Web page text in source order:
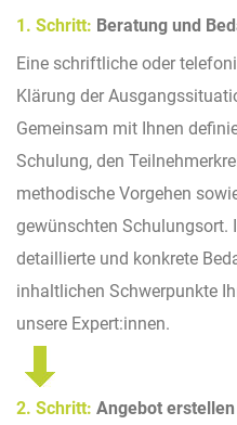
1. Schritt: Beratung und
Eine schriftliche oder
Klärung der
Gemeinsam mit Ihnen
Schulung, den
methodische Vorgehen
gewünschten Schulungsort.
detaillierte und konkrete
inhaltlichen Schwerpunkte
unsere Expert:innen.
2. Schritt: Angebot erstellen